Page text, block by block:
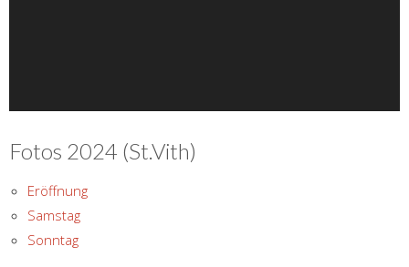
Fotos 2024 (St.Vith)
Eröffnung
Samstag
Sonntag